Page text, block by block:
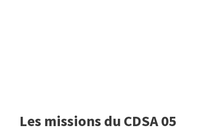
Les missions du CDSA 05